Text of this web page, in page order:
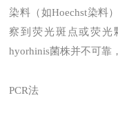
染料（如Hoechst染料
察到荧光斑点或荧光
hyorhinis菌株并不可靠
PCR法